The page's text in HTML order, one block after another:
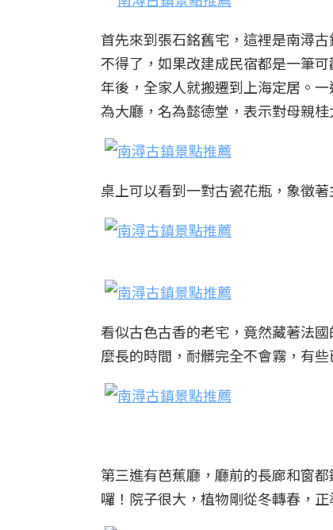
首先來到張石銘舊宅，這裡是南潯
不得了，如果改建成民宿都是一筆
年後，全家人就搬遷到上海定居。
為大廳，名為懿德堂，表示對母親
桌上可以看到一對古瓷花瓶，象徵
看似古色古香的老宅，竟然藏著法
麼長的時間，耐髒完全不會霧，有
第三進有芭蕉廳，廳前的長廊和窗
囉！院子很大，植物剛從冬轉春，正